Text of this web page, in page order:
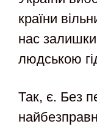
країни
нас залишки
людською
Так, є. Без